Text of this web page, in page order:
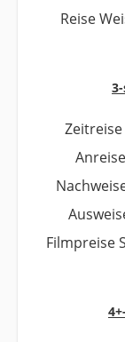
Reise
Filmpreise